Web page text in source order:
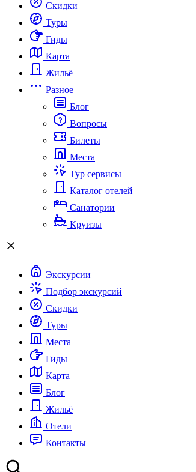
Скидки
Туры
Гиды
Карта
Жильё
Разное
Блог
Вопросы
Билеты
Места
Тур сервисы
Каталог отелей
Санатории
Круизы
Экскурсии
Подбор экскурсий
Скидки
Туры
Места
Гиды
Карта
Блог
Жильё
Отели
Контакты